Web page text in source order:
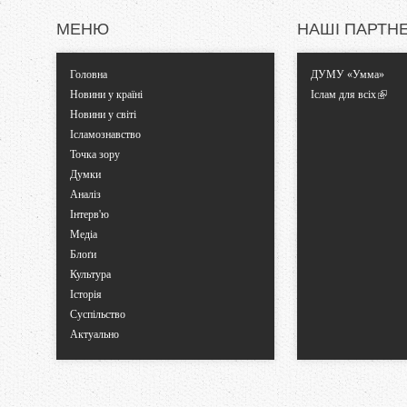
иМЕНЮ
Головна
Новини у країні
Новини у світі
Ісламознавство
Точка зору
Думки
Аналіз
Інтерв'ю
Медіа
Блоґи
Культура
Історія
Суспільство
Актуально
НАШІ
ДУМУ «Умма»
Іслам для всіх